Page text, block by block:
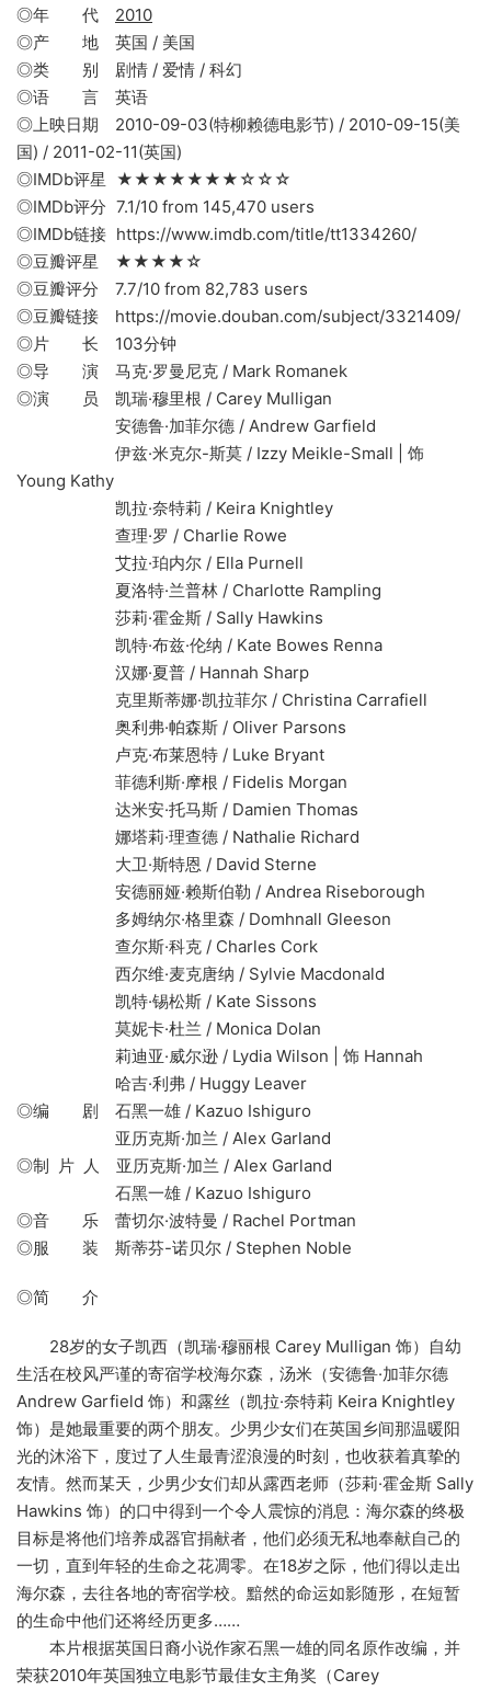
◎年 代 2010
◎产 地 英国 / 美国
◎类 别 剧情 / 爱情 / 科幻
◎语 言 英语
◎上映日期 2010-09-03(特柳赖德电影节) / 2010-09-15(美
国) / 2011-02-11(英国)
◎IMDb评星 ★★★★★★★☆☆☆
◎IMDb评分 7.1/10 from 145,470 users
◎IMDb链接 https://www.imdb.com/title/tt1334260/
◎豆瓣评星 ★★★★☆
◎豆瓣评分 7.7/10 from 82,783 users
◎豆瓣链接 https://movie.douban.com/subject/3321409/
◎片 长 103分钟
◎导 演 马克·罗曼尼克 / Mark Romanek
◎演 员 凯瑞·穆里根 / Carey Mulligan
安德鲁·加菲尔德 / Andrew Garfield
伊兹·米克尔-斯莫 / Izzy Meikle-Small | 饰
Young Kathy
凯拉·奈特莉 / Keira Knightley
查理·罗 / Charlie Rowe
艾拉·珀内尔 / Ella Purnell
夏洛特·兰普林 / Charlotte Rampling
莎莉·霍金斯 / Sally Hawkins
凯特·布兹·伦纳 / Kate Bowes Renna
汉娜·夏普 / Hannah Sharp
克里斯蒂娜·凯拉菲尔 / Christina Carrafiell
奥利弗·帕森斯 / Oliver Parsons
卢克·布莱恩特 / Luke Bryant
菲德利斯·摩根 / Fidelis Morgan
达米安·托马斯 / Damien Thomas
娜塔莉·理查德 / Nathalie Richard
大卫·斯特恩 / David Sterne
安德丽娅·赖斯伯勒 / Andrea Riseborough
多姆纳尔·格里森 / Domhnall Gleeson
查尔斯·科克 / Charles Cork
西尔维·麦克唐纳 / Sylvie Macdonald
凯特·锡松斯 / Kate Sissons
莫妮卡·杜兰 / Monica Dolan
莉迪亚·威尔逊 / Lydia Wilson | 饰 Hannah
哈吉·利弗 / Huggy Leaver
◎编 剧 石黑一雄 / Kazuo Ishiguro
亚历克斯·加兰 / Alex Garland
◎制 片 人 亚历克斯·加兰 / Alex Garland
石黑一雄 / Kazuo Ishiguro
◎音 乐 蕾切尔·波特曼 / Rachel Portman
◎服 装 斯蒂芬-诺贝尔 / Stephen Noble
◎简 介
28岁的女子凯西（凯瑞·穆丽根 Carey Mulligan 饰）自幼
生活在校风严谨的寄宿学校海尔森，汤米（安德鲁·加菲尔德
Andrew Garfield 饰）和露丝（凯拉·奈特莉 Keira Knightley
饰）是她最重要的两个朋友。少男少女们在英国乡间那温暖阳
光的沐浴下，度过了人生最青涩浪漫的时刻，也收获着真挚的
友情。然而某天，少男少女们却从露西老师（莎莉·霍金斯 Sally
Hawkins 饰）的口中得到一个令人震惊的消息：海尔森的终极
目标是将他们培养成器官捐献者，他们必须无私地奉献自己的
一切，直到年轻的生命之花凋零。在18岁之际，他们得以走出
海尔森，去往各地的寄宿学校。黯然的命运如影随形，在短暂
的生命中他们还将经历更多……
本片根据英国日裔小说作家石黑一雄的同名原作改编，并
荣获2010年英国独立电影节最佳女主角奖（Carey